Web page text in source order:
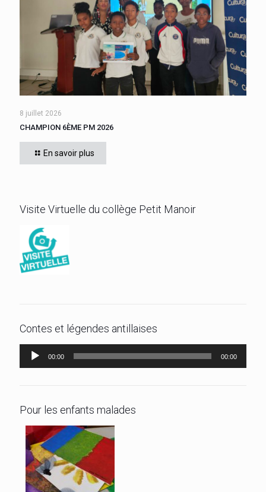
Cette année, tous les élèves de 6ème du collège se sont
affrontés. Félicitations à l’élève ZEBO Yoan (602) qui a
remporté son titre de champion 6ème
8 juillet 2026
CHAMPION 6ÈME PM 2026
En savoir plus
Visite Virtuelle du collège Petit Manoir
Contes et légendes antillaises
Lecteur
audio
00:00 00:00
Pour les enfants malades